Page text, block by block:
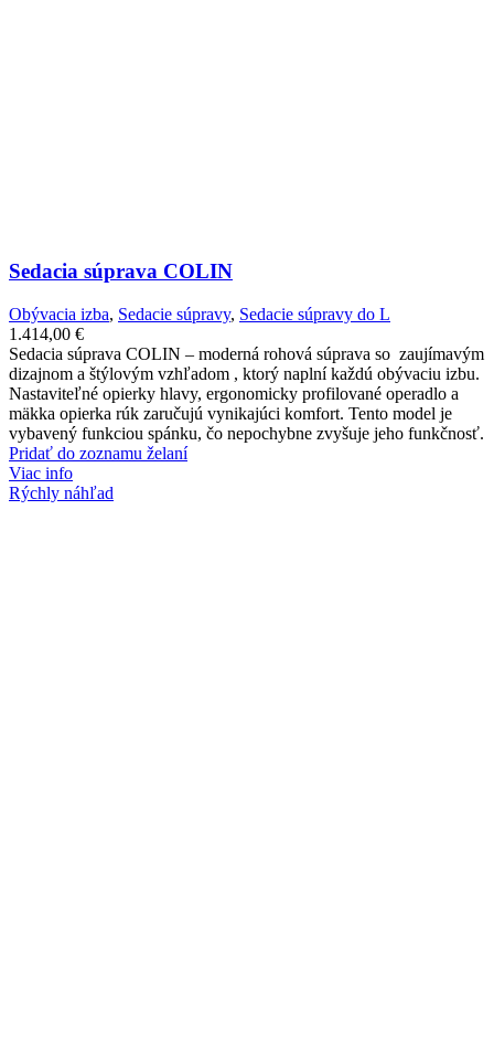
Sedacia súprava COLIN
Obývacia izba, Sedacie súpravy, Sedacie súpravy do L
1.414,00 €
Sedacia súprava COLIN – moderná rohová súprava so zaujímavým
dizajnom a štýlovým vzhľadom , ktorý naplní každú obývaciu izbu.
Nastaviteľné opierky hlavy, ergonomicky profilované operadlo a
mäkka opierka rúk zaručujú vynikajúci komfort. Tento model je
vybavený funkciou spánku, čo nepochybne zvyšuje jeho funkčnosť.
Pridať do zoznamu želaní
Viac info
Rýchly náhľad